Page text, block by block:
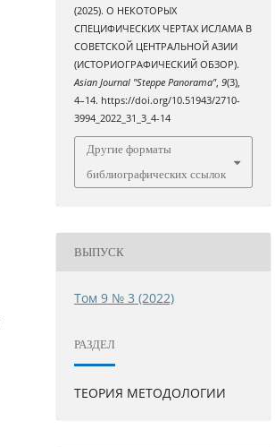
(2025). О НЕКОТОРЫХ
СПЕЦИФИЧЕСКИХ ЧЕРТАХ ИСЛАМА В
СОВЕТСКОЙ ЦЕНТРАЛЬНОЙ АЗИИ
(ИСТОРИОГРАФИЧЕСКИЙ ОБЗОР).
Asian Journal "Steppe Panorama", 9(3),
4–14. https://doi.org/10.51943/2710-
3994_2022_31_3_4-14
Другие форматы
библиографических ссылок
ВЫПУСК
Том 9 № 3 (2022)
РАЗДЕЛ
ТЕОРИЯ МЕТОДОЛОГИИ